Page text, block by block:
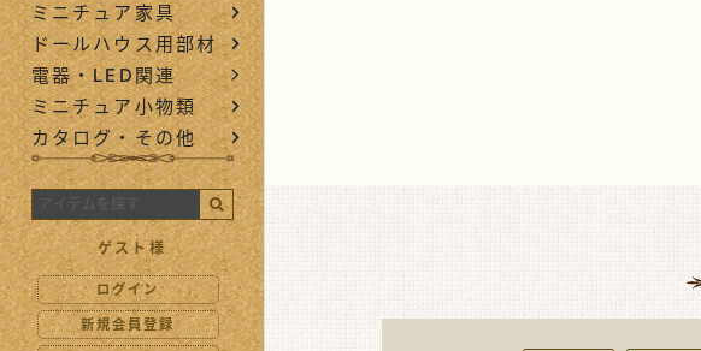
ミニチュア家具
ドールハウス用部材
電器・LED関連
ミニチュア小物類
カタログ・その他
ゲスト様
ログイン
新規会員登録